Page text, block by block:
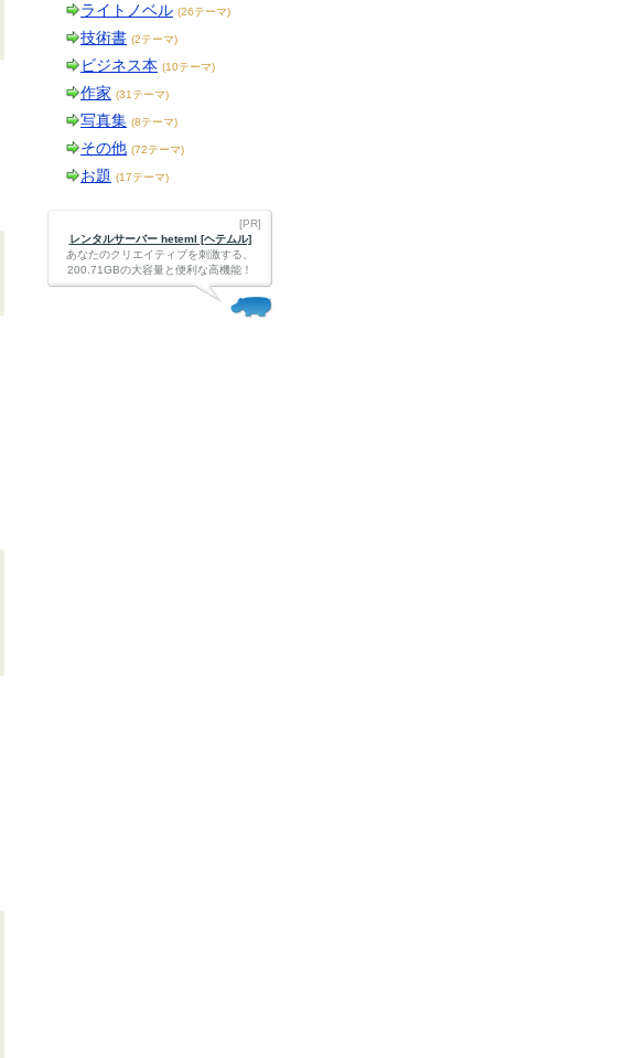
ライトノベル (26テーマ)
技術書 (2テーマ)
ビジネス本 (10テーマ)
作家 (31テーマ)
写真集 (8テーマ)
その他 (72テーマ)
お題 (17テーマ)
[PR]
レンタルサーバー heteml [ヘテムル]
あなたのクリエイティブを刺激する、
200.71GBの大容量と便利な高機能！